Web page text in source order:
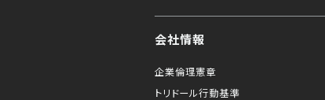
会社情報
企業倫理憲章
トリドール行動基準